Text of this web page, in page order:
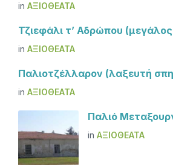
in ΑΞΙΟΘΈΑΤΑ
Τζιεφάλι τ’ Αδρώπου
in ΑΞΙΟΘΈΑΤΑ
Παλιοτζέλλαρον (λαξευτή
in ΑΞΙΟΘΈΑΤΑ
Παλιό
in ΑΞΙΟΘΈΑΤΑ